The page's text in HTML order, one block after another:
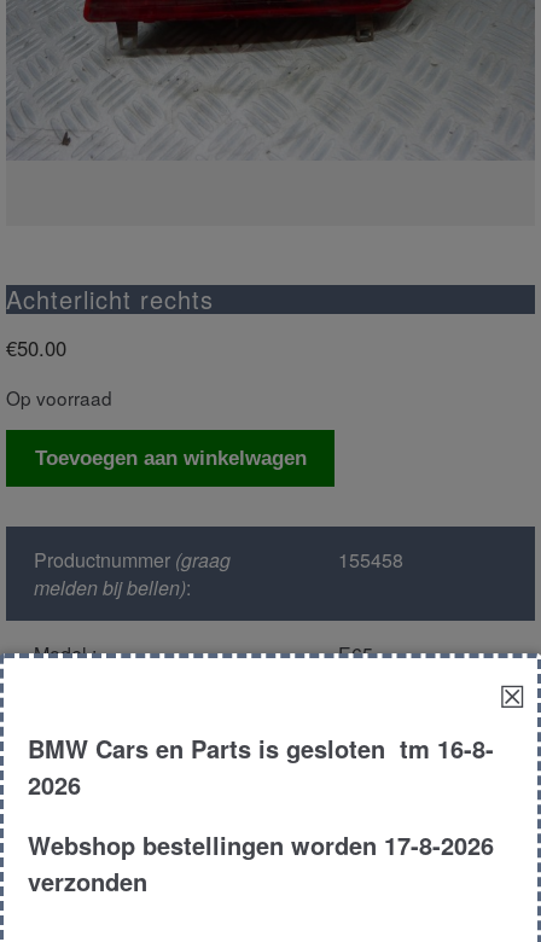
Achterlicht rechts
€50.00
Op voorraad
Achterlicht
Toevoegen aan winkelwagen
Productnummer(graag
melden bij bellen):
155458
Model : E65
sapphire metallic
Motor type :
☒
BMW Cars en Parts is gesloten tm 16-8-
2026
Webshop bestellingen worden 17-8-2026
verzonden